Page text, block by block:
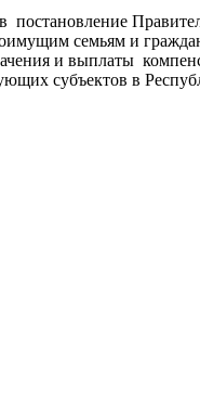
семьям и
и выплаты
субъектов в